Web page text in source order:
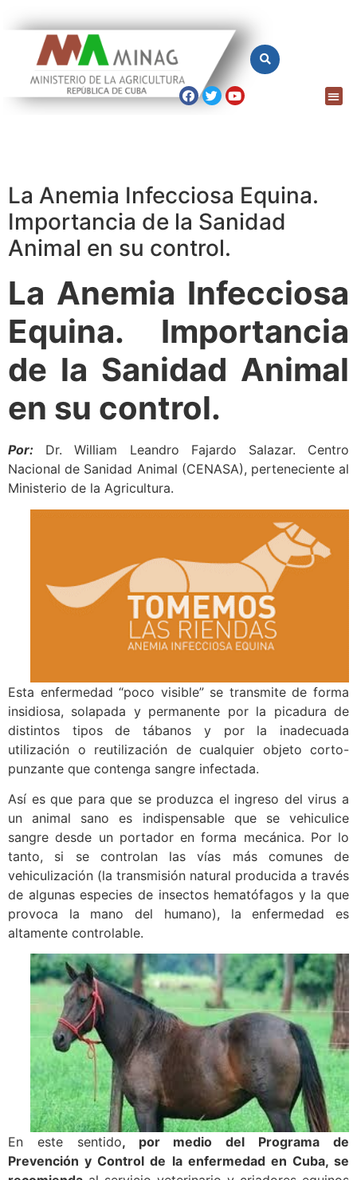
La Anemia Infecciosa Equina.
Importancia de la Sanidad
Animal en su control.
La Anemia Infecciosa
Equina. Importancia
de la Sanidad Animal
en su control.
Por: Dr. William Leandro Fajardo Salazar. Centro
Nacional de Sanidad Animal (CENASA), perteneciente al
Ministerio de la Agricultura.
Esta enfermedad “poco visible” se transmite de forma
insidiosa, solapada y permanente por la picadura de
distintos tipos de tábanos y por la inadecuada
utilización o reutilización de cualquier objeto corto-
punzante que contenga sangre infectada.
Así es que para que se produzca el ingreso del virus a
un animal sano es indispensable que se vehiculice
sangre desde un portador en forma mecánica. Por lo
tanto, si se controlan las vías más comunes de
vehiculización (la transmisión natural producida a través
de algunas especies de insectos hematófagos y la que
provoca la mano del humano), la enfermedad es
altamente controlable.
En este sentido, por medio del Programa de
Prevención y Control de la enfermedad en Cuba, se